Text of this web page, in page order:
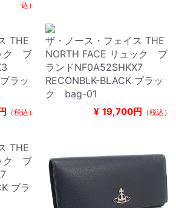
込）
THE
ク ブ
ラッ
（税込）
ザ・ノース・フェイス THE
NORTH FACE リュック ブ
ランドNF0A52SHKX7
RECONBLK-BLACK ブラッ
ク bag-01
¥ 19,700円 （税込）
THE
ク ブ
ブラ